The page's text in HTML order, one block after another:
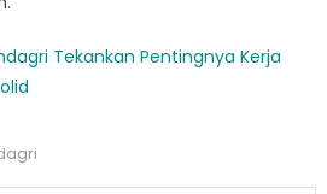
Tekankan Pentingnya Kerja